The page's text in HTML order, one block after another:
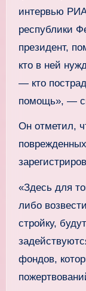
интервью
республики
президент,
кто в ней
— кто
помощь», —
Он отметил,
«Здесь для
либо
стройку,
фондов,